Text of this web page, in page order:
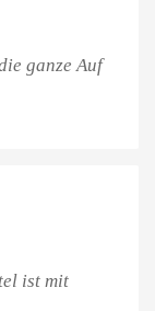
ganze Auf
ist mit